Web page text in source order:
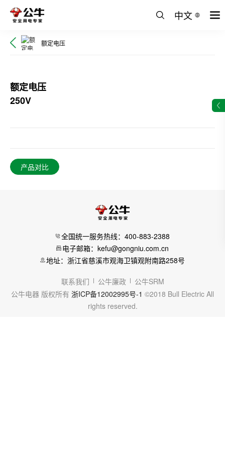
中文
额定电压
额定电压
250V
产品对比
全国统一服务热线：400-883-2388
电子邮箱：kefu@gongniu.com.cn
地址：浙江省慈溪市观海卫镇观附南路258号
联系我们 公牛廉政
公牛SRM
公牛电器 版权所有 浙ICP备12002995号-1 ©2018 Bull Electric All
rights reserved.